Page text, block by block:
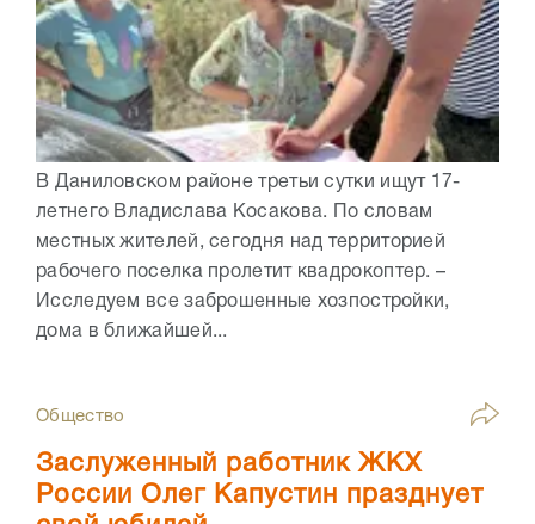
В Даниловском районе третьи сутки ищут 17-
летнего Владислава Косакова. По словам
местных жителей, сегодня над территорией
рабочего поселка пролетит квадрокоптер. –
Исследуем все заброшенные хозпостройки,
дома в ближайшей...
Общество
Заслуженный работник ЖКХ
России Олег Капустин празднует